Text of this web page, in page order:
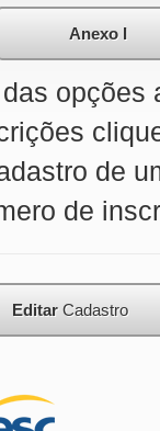
Anexo I
opções
de
de
Editar Cadastro